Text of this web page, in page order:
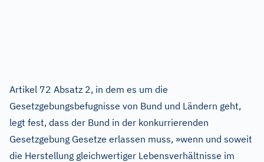
Artikel 72 Absatz 2, in dem es um die
Gesetzgebungsbefugnisse von Bund und Ländern geht,
legt fest, dass der Bund in der konkurrierenden
Gesetzgebung Gesetze erlassen muss, »wenn und soweit
die Herstellung gleichwertiger Lebensverhältnisse im